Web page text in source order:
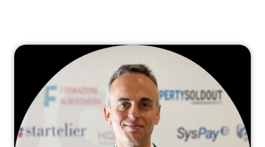
Formazione
property
management
Consulenza